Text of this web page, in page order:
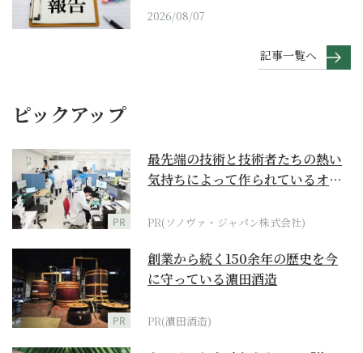
2026/08/07
記事一覧へ
ピックアップ
PR
最先端の技術と技術者たちの熱い
気持ちによって作られているオー
PR(ソノヴァ・ジャパン株式会社)
PR
創業から続く150余年の歴史を今
に守っている濵田酒造
PR(濵田酒造)